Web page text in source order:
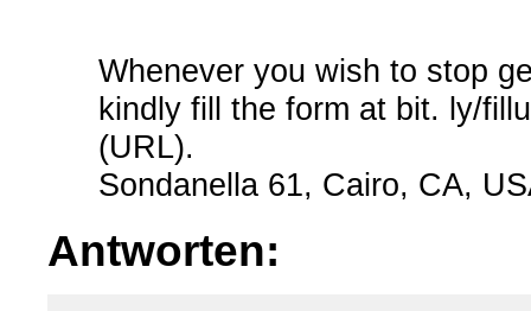
Whenever you wish to stop
kindly fill the form at bit. ly/
(URL).
Sondanella 61, Cairo, CA,
Antworten: